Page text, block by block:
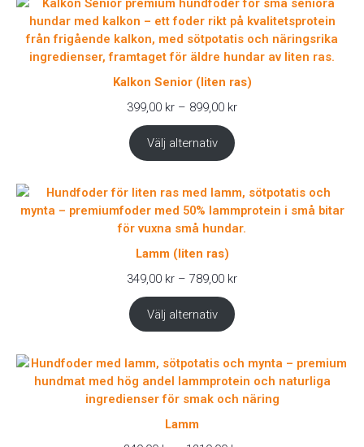
Kalkon Senior (liten ras)
399,00 kr – 899,00 krPrisintervall:
Välj alternativ
Lamm (liten ras)
349,00 kr – 789,00 krPrisintervall:
Välj alternativ
Lamm